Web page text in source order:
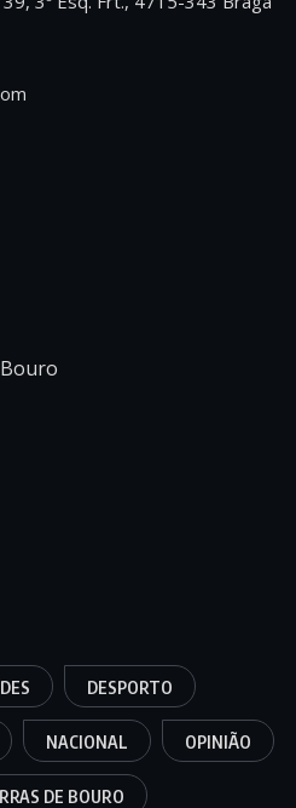
DESPORTO
NACIONAL OPINIÃO
DE BOURO